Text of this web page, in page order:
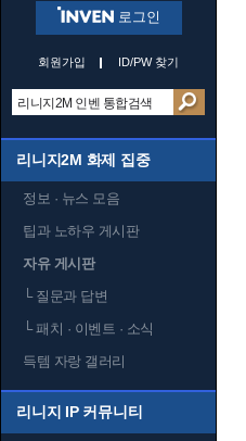
로그인
회원가입 ID/PW 찾기
리니지2M 화제 집중
정보 · 뉴스 모음
팁과 노하우 게시판
자유 게시판
└질문과 답변
└패치 · 이벤트 · 소식
득템 자랑 갤러리
리니지 IP 커뮤니티